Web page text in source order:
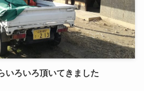
いろいろ頂いてきました